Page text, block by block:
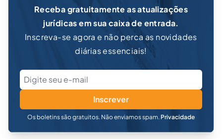
Receba gratuitamente as atualizações
jurídicas em sua caixa de entrada.
Inscreva-se agora e não perca as novidades
diárias essenciais!
Inscrever
Os boletins são gratuitos. Não enviamos spam. Privacidade